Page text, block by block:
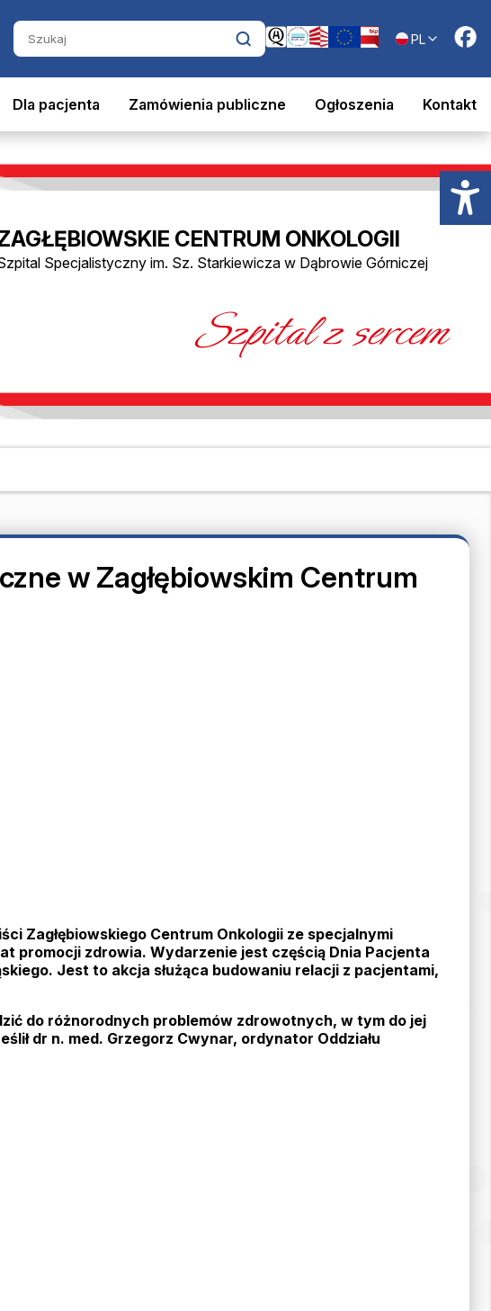
PL
Dla pacjenta Zamówienia publiczne Ogłoszenia Kontakt
CENTRUM ONKOLOGII
Specjalistyczny im. Sz. Starkiewicza w Dąbrowie Górniczej
Szpital z sercem
w Zagłębiowskim Centrum
Zagłębiowskiego Centrum Onkologii ze specjalnymi
promocji zdrowia. Wydarzenie jest częścią Dnia Pacjenta
Jest to akcja służąca budowaniu relacji z pacjentami,
do różnorodnych problemów zdrowotnych, w tym do jej
dr n. med. Grzegorz Cwynar, ordynator Oddziału